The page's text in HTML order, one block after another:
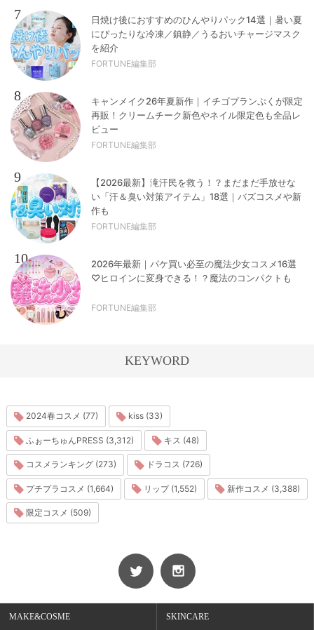
7
日焼け後におすすめのひんやりパック14選｜暑い夏
にぴったりな冷凍／鎮静／うるおいチャージマスク
を紹介
FORTUNE編集部
8
キャンメイク26年夏新作｜イチゴプランぷくが限定
再販！クリームチーク新色やネイル限定色も全品レ
ビュー
FORTUNE編集部
9
【2026最新】滝汗民を救う！？まだまだ手放せな
い「汗＆臭い対策アイテム」18選｜バズコスメや新
作も
FORTUNE編集部
10
2026年最新｜パケ買い必至の魔法少女コスメ16選
♡ヒロインに変身できる！？魔法のコンパクトも
FORTUNE編集部
KEYWORD
2024春コスメ (77) kiss (33)
ふぉーちゅんPRESS (3,312) キス (48)
コスメランキング (273) ドラコス (726)
プチプラコスメ (1,664) リップ (1,552) 新作コスメ (3,388)
限定コスメ (509)
MAKE&COSME SKINCARE